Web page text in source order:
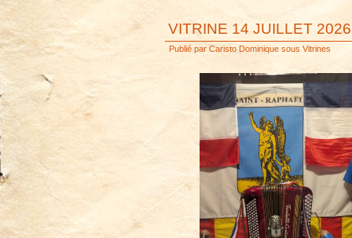
VITRINE 14 JUILLET 2026
Publié par Caristo Dominique sous Vitrines